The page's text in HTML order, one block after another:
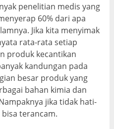
penelitian medis yang
60% dari apa
Jika kita menyimak
rata-rata setiap
produk kecantikan
kandungan pada
besar produk yang
bahan kimia dan
jika tidak hati-
terancam.